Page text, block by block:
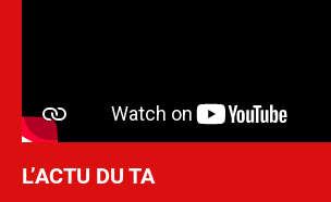
L’ACTU DU TA